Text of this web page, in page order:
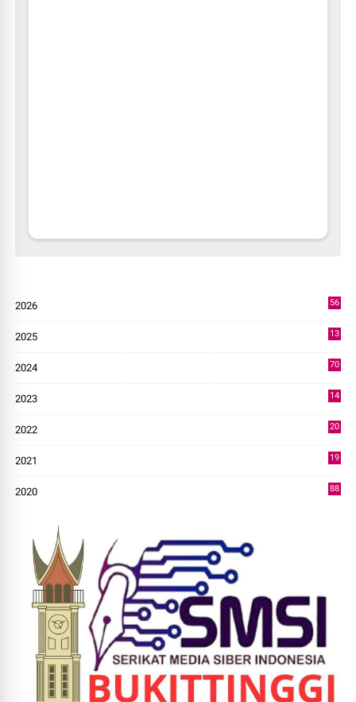
2026
56
2025
13
2024
70
2023
14
2022
20
2021
19
2020
88